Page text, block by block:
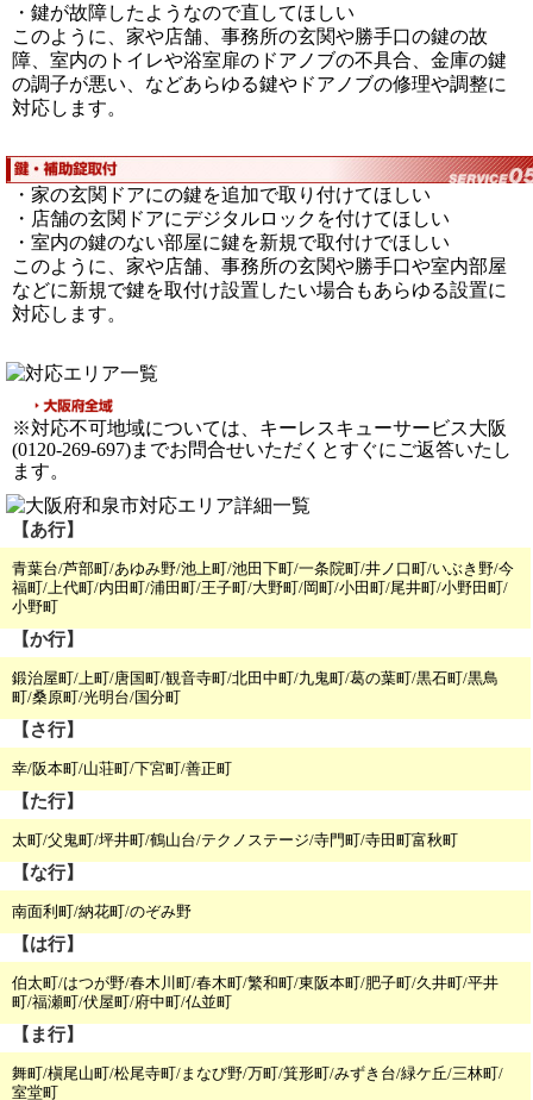
・鍵が故障したようなので直してほしい
このように、家や店舗、事務所の玄関や勝手口の鍵の故
障、室内のトイレや浴室扉のドアノブの不具合、金庫の鍵
の調子が悪い、などあらゆる鍵やドアノブの修理や調整に
対応します。
・家の玄関ドアにの鍵を追加で取り付けてほしい
・店舗の玄関ドアにデジタルロックを付けてほしい
・室内の鍵のない部屋に鍵を新規で取付けでほしい
このように、家や店舗、事務所の玄関や勝手口や室内部屋
などに新規で鍵を取付け設置したい場合もあらゆる設置に
対応します。
※対応不可地域については、キーレスキューサービス大阪
(0120-269-697)までお問合せいただくとすぐにご返答いたし
ます。
【あ行】
青葉台/芦部町/あゆみ野/池上町/池田下町/一条院町/井ノ口町/いぶき野/今
福町/上代町/内田町/浦田町/王子町/大野町/岡町/小田町/尾井町/小野田町/
小野町
【か行】
鍛治屋町/上町/唐国町/観音寺町/北田中町/九鬼町/葛の葉町/黒石町/黒鳥
町/桑原町/光明台/国分町
【さ行】
幸/阪本町/山荘町/下宮町/善正町
【た行】
太町/父鬼町/坪井町/鶴山台/テクノステージ/寺門町/寺田町富秋町
【な行】
南面利町/納花町/のぞみ野
【は行】
伯太町/はつが野/春木川町/春木町/繁和町/東阪本町/肥子町/久井町/平井
町/福瀬町/伏屋町/府中町/仏並町
【ま行】
舞町/槇尾山町/松尾寺町/まなび野/万町/箕形町/みずき台/緑ケ丘/三林町/
室堂町